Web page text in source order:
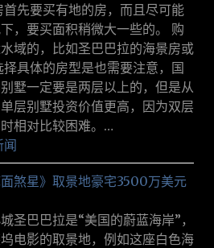
先要买有地的房，而且尽可能
，要买面积稍微大一些的。 购
域的，比如圣巴巴拉的海景房或
具体的房型是也需要注意，国
墅一定要是两层以上的，但是从
层别墅投资价值更高，因为双层
相对比较困难。…
闻
煞星》取景地豪宅3500万美元
圣巴巴拉是“美国的蔚蓝海岸”，
电影的取景地，例如这座白色海